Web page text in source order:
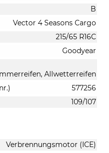
B
Vector 4 Seasons Cargo
215/65 R16C
Goodyear
Allwetterreifen
577256
109/107
Verbrennungsmotor (ICE)